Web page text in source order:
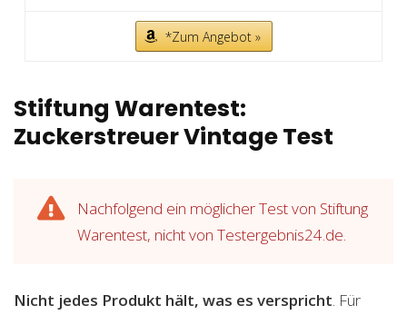
*Zum Angebot »
Stiftung Warentest:
Zuckerstreuer Vintage Test
Nachfolgend ein möglicher Test von Stiftung
Warentest, nicht von Testergebnis24.de.
Nicht jedes Produkt hält, was es verspricht. Für